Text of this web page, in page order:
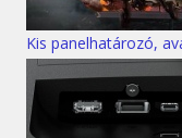
Kis panelhatározó,